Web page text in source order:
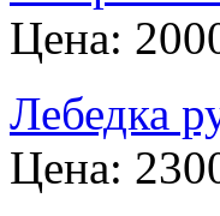
Цена:
Лебедка
Цена: